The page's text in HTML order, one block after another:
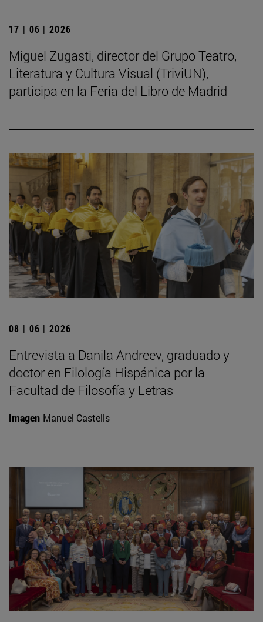
17 | 06 | 2026
Miguel Zugasti, director del Grupo Teatro,
Literatura y Cultura Visual (TriviUN),
participa en la Feria del Libro de Madrid
08 | 06 | 2026
Entrevista a Danila Andreev, graduado y
doctor en Filología Hispánica por la
Facultad de Filosofía y Letras
Imagen Manuel Castells